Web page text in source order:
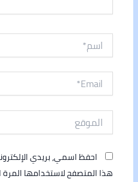
اسم*
Email*
الموقع
احفظ اسمي، بريدي
هذا المتصفح لاستخدامها